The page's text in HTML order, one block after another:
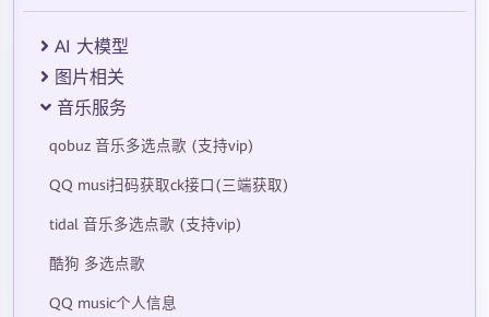
AI 大模型
图片相关
音乐服务
qobuz 音乐多选点歌 (支持vip)
QQ musi扫码获取ck接口(三端获取)
tidal 音乐多选点歌 (支持vip)
酷狗 多选点歌
QQ music个人信息